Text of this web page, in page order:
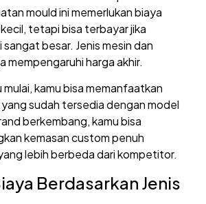
mould ini memerlukan biaya
tetapi bisa terbayar jika
besar. Jenis mesin dan
mempengaruhi harga akhir.
mulai, kamu bisa memanfaatkan
yang sudah tersedia dengan model
berkembang, kamu bisa
kemasan custom penuh
lebih berbeda dari kompetitor.
Berdasarkan Jenis